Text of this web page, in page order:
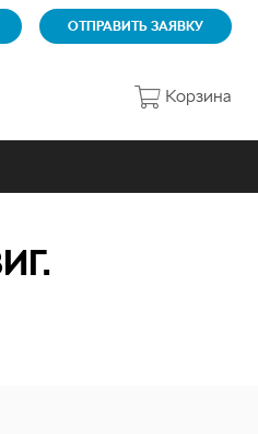
ОТПРАВИТЬ ЗАЯВКУ
Корзина